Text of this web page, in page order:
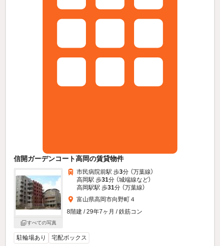
信開ガーデンコート高岡の賃貸物件
すべての写真
市民病院前駅 歩3分 （万葉線）
高岡駅 歩31分 （城端線など）
高岡駅駅 歩31分 （万葉線）
富山県高岡市向野町４
8階建 / 29年7ヶ月 / 鉄筋コン
駐輪場あり 宅配ボックス